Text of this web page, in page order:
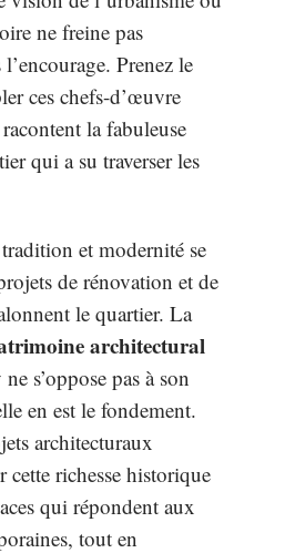
ne freine pas
Prenez le
ces chefs-d’œuvre
la fabuleuse
qui a su traverser les
et modernité se
de rénovation et de
le quartier. La
architectural
s’oppose pas à son
en est le fondement.
architecturaux
cette richesse historique
qui répondent aux
tout en